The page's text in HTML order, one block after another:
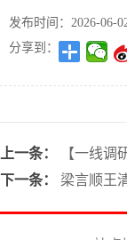
发布时间：2026-06-
分享到：
上一条：
【一线调
下一条：
梁言顺王